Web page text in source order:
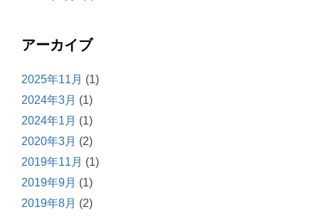
アーカイブ
2025年11月 (1)
2024年3月 (1)
2024年1月 (1)
2020年3月 (2)
2019年11月 (1)
2019年9月 (1)
2019年8月 (2)